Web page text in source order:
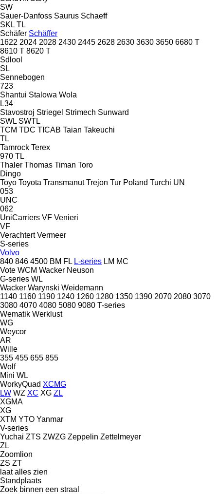
SW
Sauer-Danfoss Saurus Schaeff
SKL TL
Schäfer Schäffer
1622 2024 2028 2430 2445 2628 2630 3630 3650 6680 T
8610 T 8620 T
Sdlool
SL
Sennebogen
723
Shantui Stalowa Wola
L34
Stavostroj Striegel Strimech Sunward
SWL SWTL
TCM TDC TICAB Taian Takeuchi
TL
Tamrock Terex
970 TL
Thaler Thomas Timan Toro
Dingo
Toyo Toyota Transmanut Trejon Tur Poland Turchi UN
053
UNC
062
UniCarriers VF Venieri
VF
Verachtert Vermeer
S-series
Volvo
840 846 4500 BM FL L-series LM MC
Vote WCM Wacker Neuson
G-series WL
Wacker Warynski Weidemann
1140 1160 1190 1240 1260 1280 1350 1390 2070 2080 3070
3080 4070 4080 5080 9080 T-series
Wematik Werklust
WG
Weycor
AR
Wille
355 455 655 855
Wolf
Mini WL
WorkyQuad XCMG
LW WZ XC XG ZL
XGMA
XG
XTM YTO Yanmar
V-series
Yuchai ZTS ZWZG Zeppelin Zettelmeyer
ZL
Zoomlion
ZS ZT
laat alles zien
Standplaats
Zoek binnen een straal